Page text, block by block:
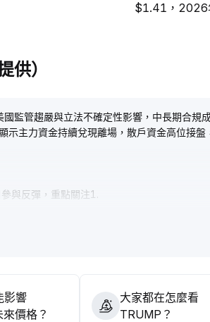
$1.41，2026
供）
監管趨嚴與立法不確定性影響，中長期合規
示主力資金持續兌現離場，散戶資金高位接盤
與反彈，重點關注1
曝險。
影響
價格？
大家都在怎麼看
TRUMP？